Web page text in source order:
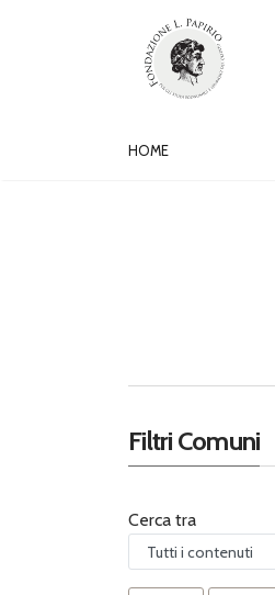
HOME
Filtri Comuni
Cerca tra